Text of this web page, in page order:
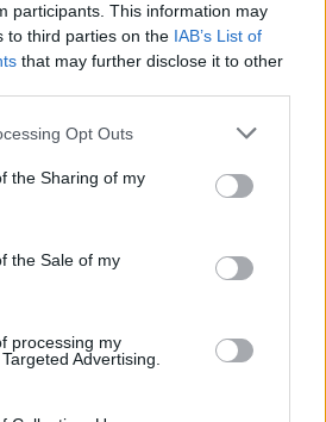
participants. This information may
to third parties on the IAB’s List of
that may further disclose it to other
Opt Outs
the Sharing of my
the Sale of my
processing my
Advertising.
įrašai
nepavyko
00:00:57
karštas: temperatūra kils iki